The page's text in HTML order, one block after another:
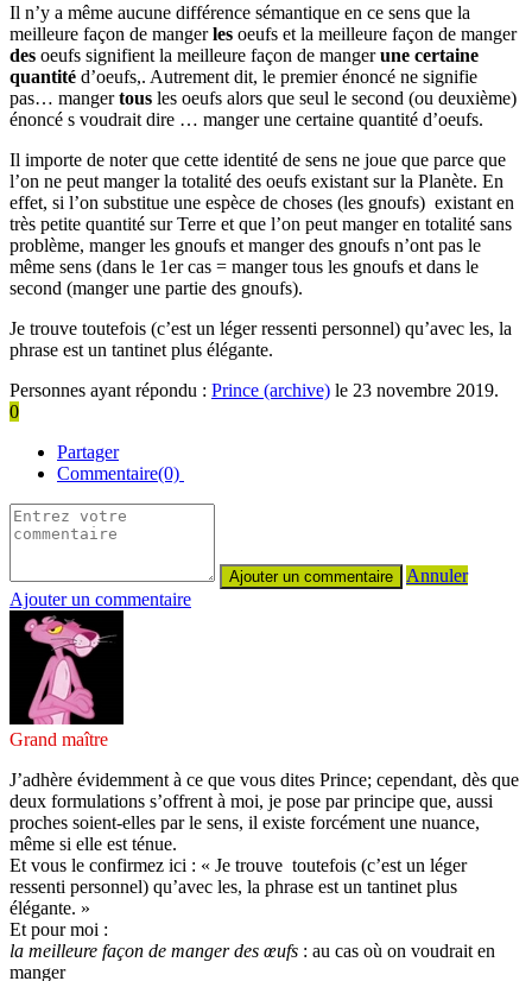
Il n’y a même aucune différence sémantique en ce sens que la
meilleure façon de mangerles oeufs et la meilleure façon de manger
des oeufs signifient la meilleure façon de mangerune certaine
quantité d’oeufs,. Autrement dit, le premier énoncé ne signifie
pas… mangertous les oeufs alors que seul le second (ou deuxième)
énoncé s voudrait dire … manger une certaine quantité d’oeufs.
Il importe de noter que cette identité de sens ne joue que parce que
l’on ne peut manger la totalité des oeufs existant sur la Planète. En
effet, si l’on substitue une espèce de choses (les gnoufs) existant en
très petite quantité sur Terre et que l’on peut manger en totalité sans
problème, manger les gnoufs et manger des gnoufs n’ont pas le
même sens (dans le 1er cas = manger tous les gnoufs et dans le
second (manger une partie des gnoufs).
Je trouve toutefois (c’est un léger ressenti personnel) qu’avec les, la
phrase est un tantinet plus élégante.
Personnes ayant répondu : Prince (archive) le 23 novembre 2019.
0
Partager
Commentaire(0)
Annuler
Ajouter un commentaire
Grand maître
J’adhère évidemment à ce que vous dites Prince; cependant, dès que
deux formulations s’offrent à moi, je pose par principe que, aussi
proches soient-elles par le sens, il existe forcément une nuance,
même si elle est ténue.
Et vous le confirmez ici : « Je trouve toutefois (c’est un léger
ressenti personnel) qu’avec les, la phrase est un tantinet plus
élégante. »
Et pour moi :
la meilleure façon de manger des œufs : au cas où on voudrait en
manger